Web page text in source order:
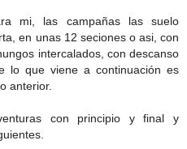
mi, las campañas las suelo
en unas 12 seciones o asi, con
intercalados, con descanso
lo que viene a continuación es
anterior.
con principio y final y